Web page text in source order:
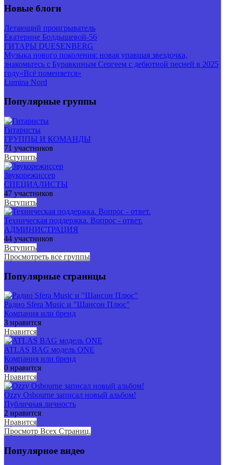
Новые блоги
Летающий проигрыватель
Екатерине Болдышевой-56
ГИТАРЫ DUESENBERG
Музыка нового поколения: новая упавшая звездочка,
знакомьтесь с Буравкиным Сергеем с дебютной песней в 2025
году«Всё поменяется»
Lumina Nord
Популярные группы
Гитаристы
ГРУППЫ И КОМАНДЫ
71 участников
Вступить
Звукорежиссер
СПЕЦИАЛИСТЫ
47 участников
Вступить
Техническая поддержка. Вопрос - ответ.
АДМИНИСТРАЦИЯ
44 участников
Вступить
Просмотреть все группы
Популярные страницы
Радио Sfera Music и "Шансон Плюс"
Компания или бренд
3 нравится
Нравится
ATLAS BAG модель ONE
Компания или бренд
0 нравится
Нравится
Ozzy Osbourne записал новый альбом!
Публичная личность
2 нравится
Нравится
Просмотр Всех Страниц.
Популярное видео